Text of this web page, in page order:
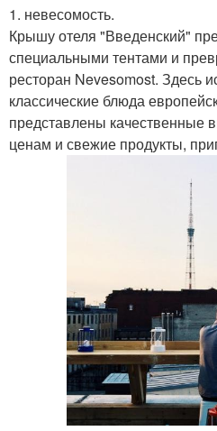
1. невесомость.
Крышу отеля "Введенский"
специальными тентами и
ресторан Nevesomost. Здесь
классические блюда
представлены качественные
ценам и свежие продукты,